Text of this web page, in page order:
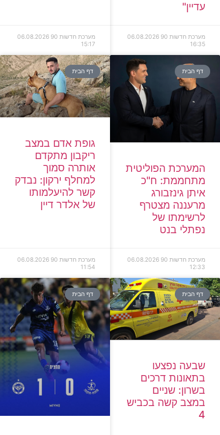
עדיין"
מערכת חדשות 90
06.08.2026
16:35
מערכת חדשות 90
06.08.2026
15:17
דף הבית
המערכת הפוליטית
מתחממת: ח"כ
איתן גינזבורג
מרעננה מצטרף
לרשימתו של
נפתלי בנט
מערכת חדשות 90
06.08.2026
12:33
דף הבית
גופת אדם במצב
ריקבון מתקדם
אותרה סמוך
למחלף ירקון: נבדק
קשר להיעלמותו
של אלדר דיין
מערכת חדשות 90
06.08.2026
11:54
דף הבית
שבעה נפצעו
בתאונות דרכים
בשרון: שניים
במצב קשה בכביש
4
דף הבית